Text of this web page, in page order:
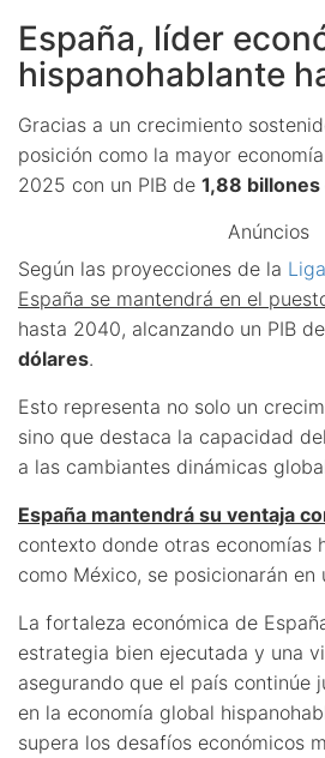
España, líder
hispanohablante
Gracias a un crecimiento
posición como la mayor
2025 con un PIB de 1,88
Anúncios
Según las proyecciones de la
España se mantendrá en el
hasta 2040, alcanzando un PIB de
dólares.
Esto representa no solo un
sino que destaca la capacidad
a las cambiantes dinámicas
España mantendrá su ventaja
contexto donde otras economías
como México, se posicionarán en
La fortaleza económica de
estrategia bien ejecutada y una
asegurando que el país continúe
en la economía global
supera los desafíos económicos